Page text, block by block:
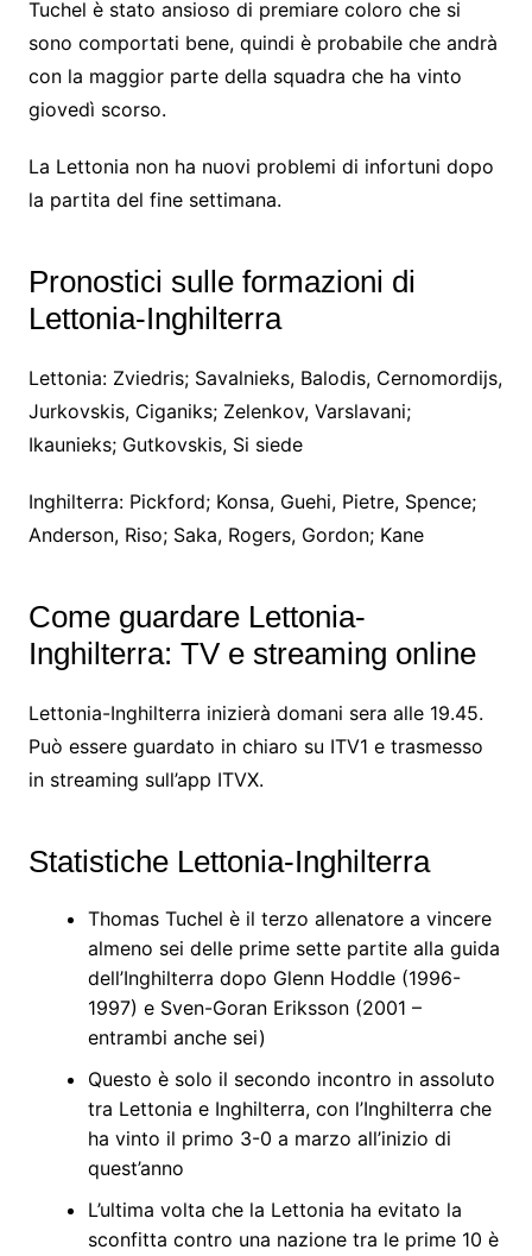
Tuchel è stato ansioso di premiare coloro che si
sono comportati bene, quindi è probabile che andrà
con la maggior parte della squadra che ha vinto
giovedì scorso.
La Lettonia non ha nuovi problemi di infortuni dopo
la partita del fine settimana.
Pronostici sulle formazioni di
Lettonia-Inghilterra
Lettonia: Zviedris; Savalnieks, Balodis, Cernomordijs,
Jurkovskis, Ciganiks; Zelenkov, Varslavani;
Ikaunieks; Gutkovskis, Si siede
Inghilterra: Pickford; Konsa, Guehi, Pietre, Spence;
Anderson, Riso; Saka, Rogers, Gordon; Kane
Come guardare Lettonia-
Inghilterra: TV e streaming online
Lettonia-Inghilterra inizierà domani sera alle 19.45.
Può essere guardato in chiaro su ITV1 e trasmesso
in streaming sull’app ITVX.
Statistiche Lettonia-Inghilterra
Thomas Tuchel è il terzo allenatore a vincere
almeno sei delle prime sette partite alla guida
dell’Inghilterra dopo Glenn Hoddle (1996-
1997) e Sven-Goran Eriksson (2001 –
entrambi anche sei)
Questo è solo il secondo incontro in assoluto
tra Lettonia e Inghilterra, con l’Inghilterra che
ha vinto il primo 3-0 a marzo all’inizio di
quest’anno
L’ultima volta che la Lettonia ha evitato la
sconfitta contro una nazione tra le prime 10 è